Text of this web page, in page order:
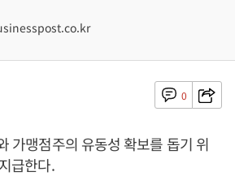
0
가맹점주의 유동성 확보를 돕기 위
급한다.